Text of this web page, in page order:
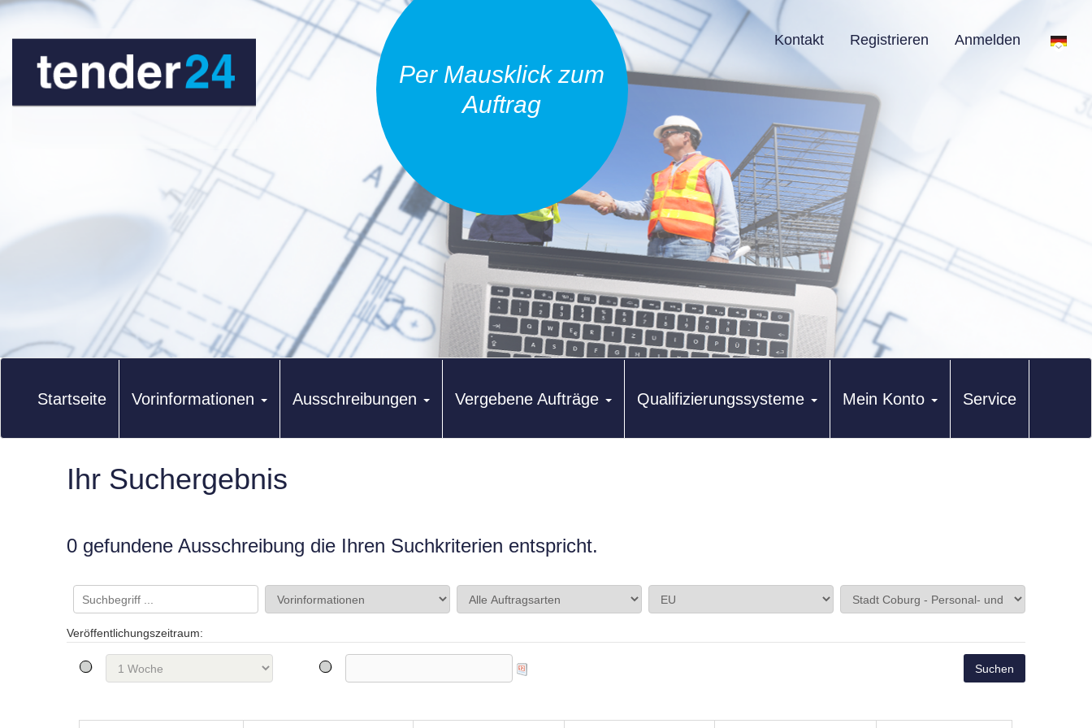
Per Mausklick zum
Auftrag
Kontakt Registrieren Anmelden
Startseite Vorinformationen Ausschreibungen Vergebene Aufträge Qualifizierungssysteme Mein Konto Service
Ihr Suchergebnis
0 gefundene Ausschreibung die Ihren Suchkriterien entspricht.
Veröffentlichungszeitraum: